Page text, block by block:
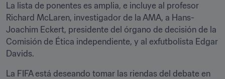
La lista de ponentes es amplia, e incluye al profesor
Richard McLaren, investigador de la AMA, a Hans-
Joachim Eckert, presidente del órgano de decisión de la
Comisión de Ética independiente, y al exfutbolista Edgar
Davids.
La FIFA está deseando tomar las riendas del debate en